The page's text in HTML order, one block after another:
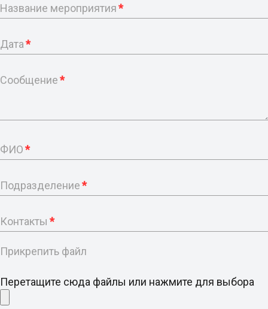
Название мероприятия*
Дата*
Сообщение*
ФИО*
Подразделение*
Контакты *
Прикрепить файл
Перетащите сюда файлы или нажмите для выбора